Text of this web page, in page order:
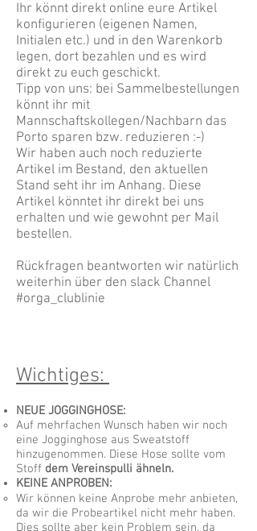
Ihr könnt direkt online eure Artikel
konfigurieren (eigenen Namen,
Initialen etc.) und in den Warenkorb
legen, dort bezahlen und es wird
direkt zu euch geschickt.
Tipp von uns: bei Sammelbestellungen
könnt ihr mit
Mannschaftskollegen/Nachbarn das
Porto sparen bzw. reduzieren :-)
Wir haben auch noch reduzierte
Artikel im Bestand, den aktuellen
Stand seht ihr im Anhang. Diese
Artikel könntet ihr direkt bei uns
erhalten und wie gewohnt per Mail
bestellen.
Rückfragen beantworten wir natürlich
weiterhin über den slack Channel
#orga_clublinie
Wichtiges:
NEUE JOGGINGHOSE:
Auf mehrfachen Wunsch haben wir noch
eine Jogginghose aus Sweatstoff
hinzugenommen. Diese Hose sollte vom
Stoff ​dem Vereinspulli ähneln.
KEINE ANPROBEN:
Wir können keine Anprobe mehr anbieten,
da wir die Probeartikel nicht mehr haben.
Dies sollte aber kein Problem sein, da